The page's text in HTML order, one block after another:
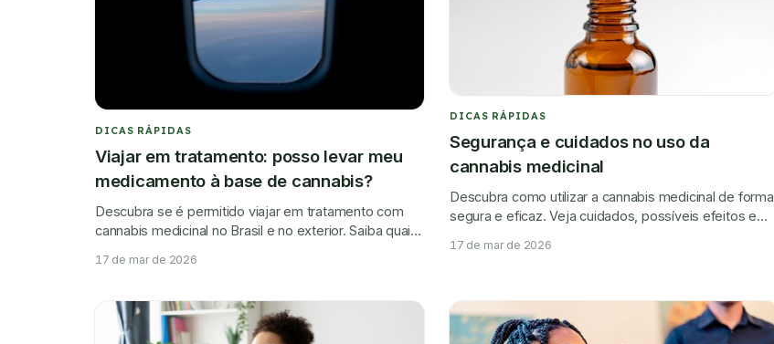
DICAS RÁPIDAS
Viajar em tratamento: posso levar meu
medicamento à base de cannabis?
Descubra se é permitido viajar em tratamento com
cannabis medicinal no Brasil e no exterior. Saiba quais
17 de mar de 2026
DICAS RÁPIDAS
Segurança e cuidados no uso da
cannabis medicinal
Descubra como utilizar a cannabis medicinal de forma
segura e eficaz. Veja cuidados, possíveis efeitos e
17 de mar de 2026